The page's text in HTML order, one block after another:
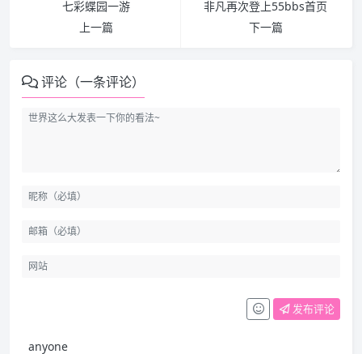
七彩蝶园一游
上一篇
非凡再次登上55bbs首页
下一篇
评论（一条评论）
发布评论
anyone